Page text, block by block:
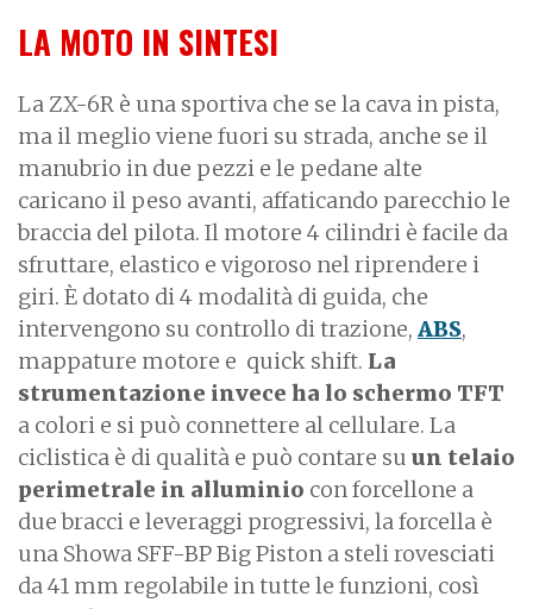
LA MOTO IN SINTESI
La ZX-6R è una sportiva che se la cava in pista,
ma il meglio viene fuori su strada, anche se il
manubrio in due pezzi e le pedane alte
caricano il peso avanti, affaticando parecchio le
braccia del pilota. Il motore 4 cilindri è facile da
sfruttare, elastico e vigoroso nel riprendere i
giri. È dotato di 4 modalità di guida, che
intervengono su controllo di trazione, ABS,
mappature motore e quick shift. La
strumentazione invece ha lo schermo TFT
a colori e si può connettere al cellulare. La
ciclistica è di qualità e può contare su un telaio
perimetrale in alluminio con forcellone a
due bracci e leveraggi progressivi, la forcella è
una Showa SFF-BP Big Piston a steli rovesciati
da 41 mm regolabile in tutte le funzioni, così